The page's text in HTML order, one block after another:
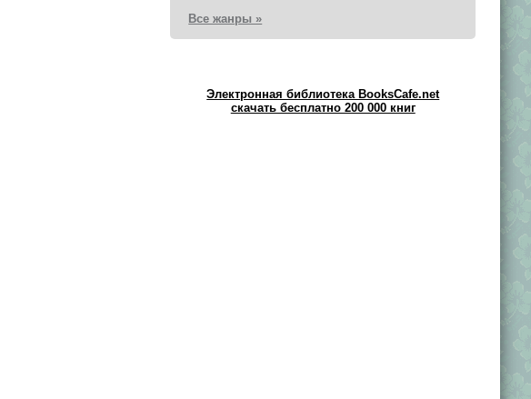
Все жанры »
Электронная библиотека BooksCafe.net
скачать бесплатно 200 000 книг